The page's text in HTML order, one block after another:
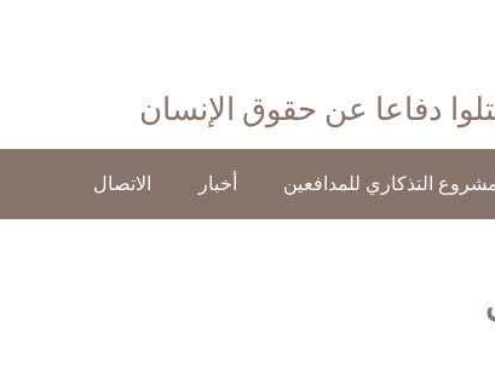
دفاعا عن حقوق الإنسان
التذكاري للمدافعين أخبار الاتصال